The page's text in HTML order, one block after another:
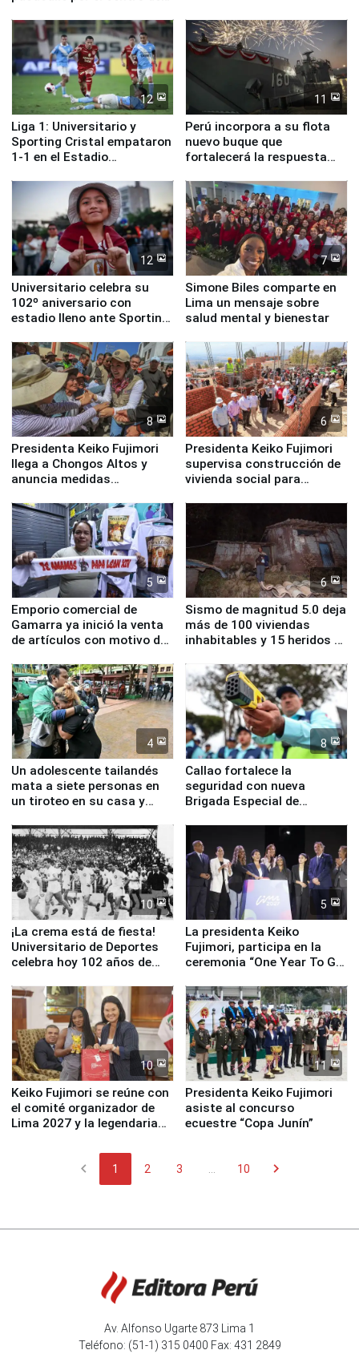
12
Liga 1: Universitario y
Sporting Cristal empataron
1-1 en el Estadio
11
Perú incorpora a su flota
nuevo buque que
fortalecerá la respuesta
12
Universitario celebra su
102º aniversario con
estadio lleno ante Sporting
7
Simone Biles comparte en
Lima un mensaje sobre
salud mental y bienestar
8
Presidenta Keiko Fujimori
llega a Chongos Altos y
anuncia medidas
educación, salud y empleo
6
Presidenta Keiko Fujimori
supervisa construcción de
vivienda social para
5
Emporio comercial de
Gamarra ya inició la venta
de artículos con motivo de
6
Sismo de magnitud 5.0 deja
más de 100 viviendas
inhabitables y 15 heridos en
4
Un adolescente tailandés
mata a siete personas en
un tiroteo en su casa y
8
Callao fortalece la
seguridad con nueva
Brigada Especial de
equipamiento para
Serenazgo
10
¡La crema está de fiesta!
Universitario de Deportes
celebra hoy 102 años de
5
La presidenta Keiko
Fujimori, participa en la
ceremonia “One Year To Go
10
Keiko Fujimori se reúne con
el comité organizador de
Lima 2027 y la legendaria
11
Presidenta Keiko Fujimori
asiste al concurso
ecuestre “Copa Junín”
chevron_left 1 2 3 10 chevron_right
Av. Alfonso Ugarte 873 Lima 1
Teléfono: (51-1) 315 0400 Fax: 431 2849